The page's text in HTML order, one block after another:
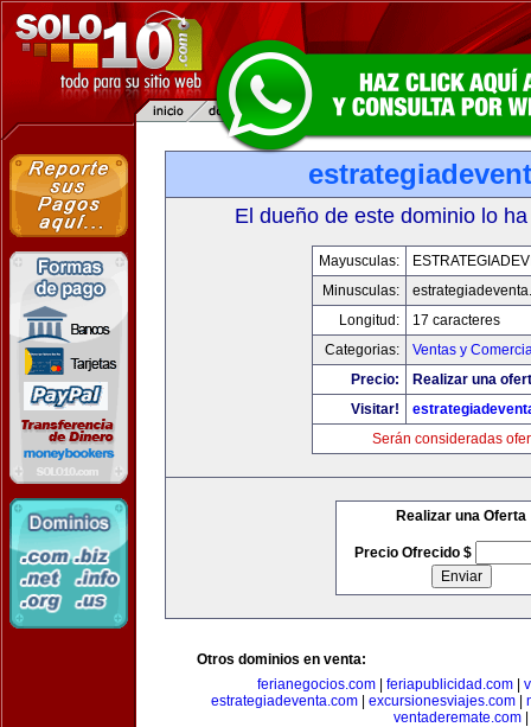
El dueño de este dominio lo
Mayusculas:
Minusculas:
Longitud:
17 caracteres
Categorias:
Ventas y
Precio:
Realizar una
Visitar!
Serán consideradas
Realizar una Oferta
Precio Ofrecido $
Otros dominios en venta:
ferianegocios.com| feriapublicidad.com|
estrategiadeventa.com| excursionesviajes.com|
ventaderemate.com